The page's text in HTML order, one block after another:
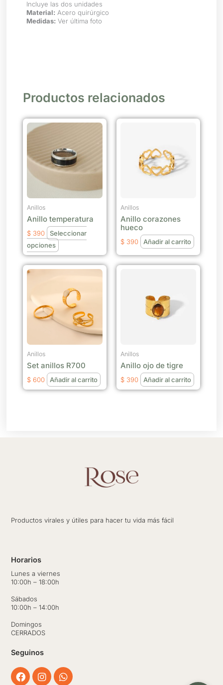
Incluye las dos unidades
Material: Acero quirúrgico
Medidas: Ver última foto
Productos relacionados
Anillos
Anillo temperatura
$ 390
Seleccionar
opciones
Este
tiene
múltiples
variantes.
pueden
elegir
en
la
página
producto
Anillos
Anillo corazones
hueco
$ 390 Añadir al carrito
Anillos
Set anillos R700
$ 600 Añadir al carrito
Anillos
Anillo ojo de tigre
$ 390 Añadir al carrito
Productos virales y útiles para hacer tu vida más fácil
Horarios
Lunes a viernes
10:00h – 18:00h
Sábados
10:00h – 14:00h
Domingos
CERRADOS
Seguinos
Facebook
InstagramWhatsapp